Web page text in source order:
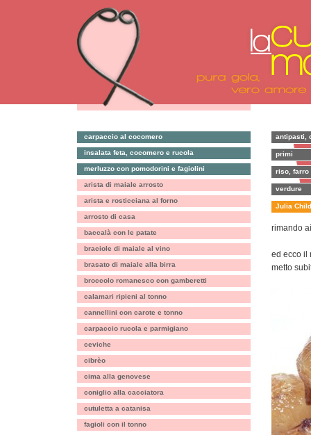
antipasti,
primi
riso, farro
verdure
carpaccio al cocomero
insalata feta, cocomero e rucola
merluzzo con pomodorini e fagiolini
arista di maiale arrosto
arista e rosticciana al forno
arrosto di casa
baccalà con le patate
braciole di maiale al vino
brasato di maiale alla birra
broccolo romanesco con gamberetti
calamari ripieni al tonno
cannellini con carote e tonno
carpaccio rucola e parmigiano
ceviche
cibrèo
cima alla genovese
coniglio alla cacciatora
cutuletta a catanisa
fagioli con il tonno
Julia
rimando
ed ecco il
metto